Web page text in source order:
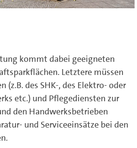
kommt dabei geeigneten
Letztere müssen
(z.B. des SHK-, des Elektro- oder
etc.) und Pflegediensten zur
den Handwerksbetrieben
und Serviceeinsätze bei den